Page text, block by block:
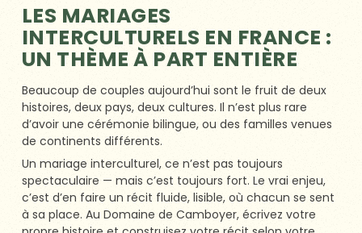
LES MARIAGES
INTERCULTURELS EN FRANCE :
UN THÈME À PART ENTIÈRE
Beaucoup de couples aujourd’hui sont le fruit de deux
histoires, deux pays, deux cultures. Il n’est plus rare
d’avoir une cérémonie bilingue, ou des familles venues
de continents différents.
Un mariage interculturel, ce n’est pas toujours
spectaculaire — mais c’est toujours fort. Le vrai enjeu,
c’est d’en faire un récit fluide, lisible, où chacun se sent
à sa place. Au Domaine de Camboyer, écrivez votre